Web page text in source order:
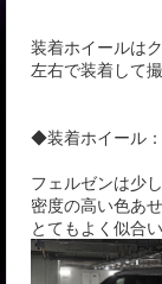
装着ホイールは
左右で装着して
◆装着ホイール
フェルゼンは少
密度の高い色あ
とてもよく似合